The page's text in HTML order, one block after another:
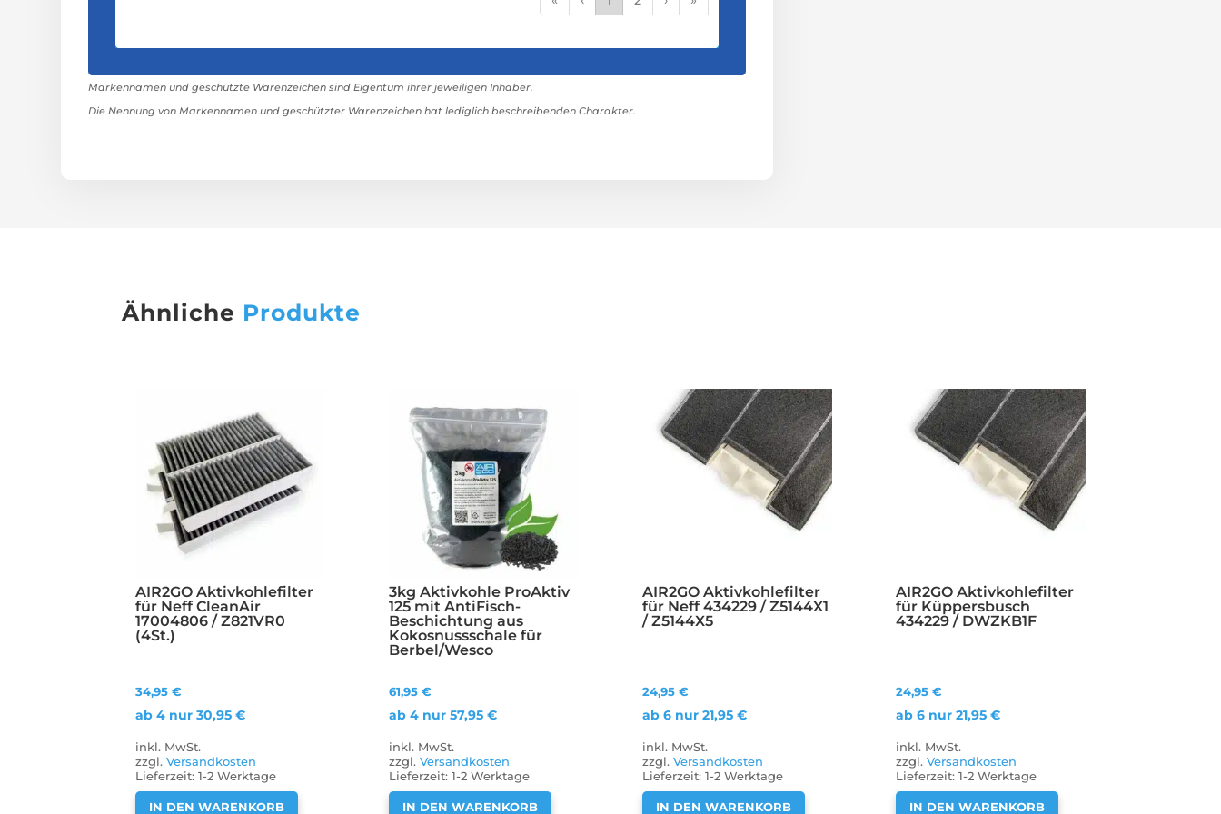
Markennamen und geschützte Warenzeichen sind Eigentum ihrer jeweiligen Inhaber.
Die Nennung von Markennamen und geschützter Warenzeichen hat lediglich beschreibenden Charakter.
Ähnliche Produkte
AIR2GO Aktivkohlefilter
für Neff CleanAir
17004806 / Z821VR0
(4St.)
34,95€
ab 4 nur30,95€
inkl. MwSt.
zzgl.Versandkosten
Lieferzeit:1-2 Werktage
IN DEN WARENKORB
3kg Aktivkohle ProAktiv
125 mit AntiFisch-
Beschichtung aus
Kokosnussschale für
Berbel/Wesco
61,95€
ab 4 nur57,95€
inkl. MwSt.
zzgl.Versandkosten
Lieferzeit:1-2 Werktage
IN DEN WARENKORB
AIR2GO Aktivkohlefilter
für Neff 434229 / Z5144X1
/ Z5144X5
24,95€
ab 6 nur21,95€
inkl. MwSt.
zzgl.Versandkosten
Lieferzeit:1-2 Werktage
IN DEN WARENKORB
AIR2GO Aktivkohlefilter
für Küppersbusch
434229 / DWZKB1F
24,95€
ab 6 nur21,95€
inkl. MwSt.
zzgl.Versandkosten
Lieferzeit:1-2 Werktage
IN DEN WARENKORB